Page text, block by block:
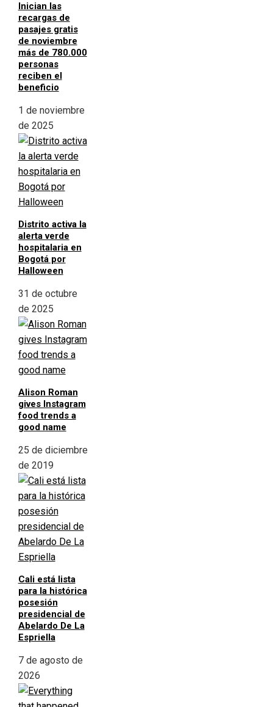
Inician las
recargas de
pasajes gratis
de noviembre
más de 780.000
personas
reciben el
beneficio
1 de noviembre
de 2025
Distrito activa la
alerta verde
hospitalaria en
Bogotá por
Halloween
31 de octubre
de 2025
Alison Roman
gives Instagram
food trends a
good name
25 de diciembre
de 2019
Cali está lista
para la histórica
posesión
presidencial de
Abelardo De La
Espriella
7 de agosto de
2026